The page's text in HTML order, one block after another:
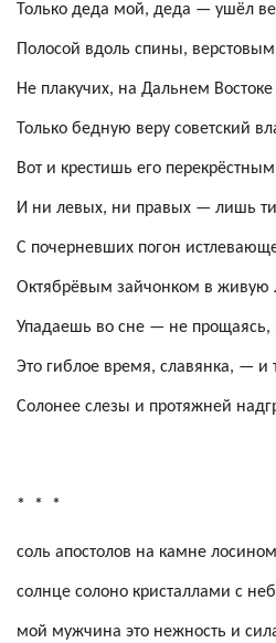
Только деда мой, деда — ушёл
Полосой вдоль спины,
Не плакучих, на Дальнем
Только бедную веру советский
Вот и крестишь его
И ни левых, ни правых — лишь
С почерневших погон
Октябрёвым зайчонком в живую
Упадаешь во сне — не
Это гиблое время, славянка, — и
Солонее слезы и протяжней
* * *
соль апостолов на камне лосином
солнце солоно кристаллами с
мой мужчина это нежность и